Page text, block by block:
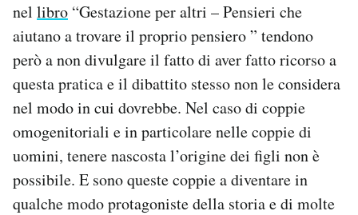
nel libro “Gestazione per altri – Pensieri che
aiutano a trovare il proprio pensiero ” tendono
però a non divulgare il fatto di aver fatto ricorso a
questa pratica e il dibattito stesso non le considera
nel modo in cui dovrebbe. Nel caso di coppie
omogenitoriali e in particolare nelle coppie di
uomini, tenere nascosta l’origine dei figli non è
possibile. E sono queste coppie a diventare in
qualche modo protagoniste della storia e di molte